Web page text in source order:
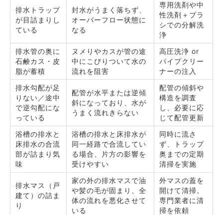
排水トラップ
が目詰まりし
ている
封水がうまく落ちず、
オーバーフロー状態に
なる
専用洗剤や中
性洗剤＋ブラ
シでの分解洗
浄
排水管の奥に
石鹸カス・皮
脂が蓄積
ヌメりやカスが管の途
中にこびりついて水の
流れを阻害
高圧洗浄 or
パイプクリー
ナーの注入
排水勾配が足
りない／途中
で逆勾配にな
っている
配管が水平または逆傾
斜になっており、水が
うまく流れきらない
配管の傾斜や
構造を調査
し、必要に応
じて配管更新
浴槽の排水と
床排水の合流
部が詰まり気
味
浴槽の排水と床排水が
同一経路で合流してい
る場合、片方の影響を
受けやすい
同時に流さ
ず、トラップ
奥までの定期
清掃を実施
排水マス（戸
建て）の詰ま
り
家の外の排水マスで油
や髪の毛が固まり、全
体の流れを悪化させて
いる
外マスの蓋を
開けて清掃。
専門業者に清
掃を依頼